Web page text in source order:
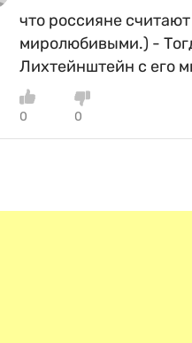
что россияне
миролюбивыми.) -
Лихтейнштейн с его
0 0